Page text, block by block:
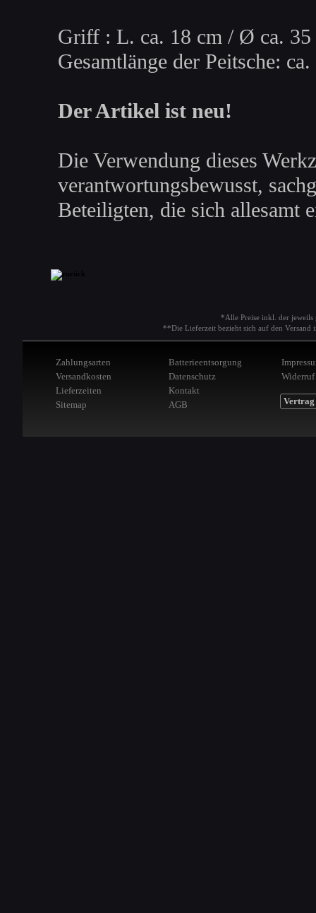
Griff : L. ca. 18 cm / Ø ca. 35
Gesamtlänge der Peitsche:
Der Artikel ist neu!
Die Verwendung dieses
verantwortungsbewusst,
Beteiligten, die sich allesamt
*Alle Preise inkl. der jeweils
**Die Lieferzeit bezieht sich auf den Versand
Zahlungsarten
Versandkosten
Lieferzeiten
Sitemap
Batterieentsorgung
Datenschutz
Kontakt
AGB
Widerruf